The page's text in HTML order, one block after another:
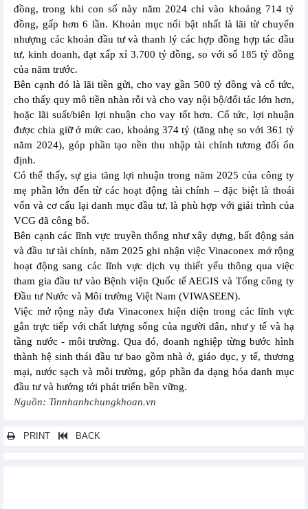
đồng, trong khi con số này năm 2024 chỉ vào khoảng 714 tỷ
đồng, gấp hơn 6 lần. Khoản mục nổi bật nhất là lãi từ chuyển
nhượng các khoản đầu tư và thanh lý các hợp đồng hợp tác đầu
tư, kinh doanh, đạt xấp xỉ 3.700 tỷ đồng, so với số 185 tỷ đồng
của năm trước.
Bên cạnh đó là lãi tiền gửi, cho vay gần 500 tỷ đồng và cổ tức,
cho thấy quy mô tiền nhàn rỗi và cho vay nội bộ/đối tác lớn hơn,
hoặc lãi suất/biên lợi nhuận cho vay tốt hơn. Cổ tức, lợi nhuận
được chia giữ ở mức cao, khoảng 374 tỷ (tăng nhẹ so với 361 tỷ
năm 2024), góp phần tạo nền thu nhập tài chính tương đối ổn
định.
Có thể thấy, sự gia tăng lợi nhuận trong năm 2025 của công ty
mẹ phần lớn đến từ các hoạt động tài chính – đặc biệt là thoái
vốn và cơ cấu lại danh mục đầu tư, là phù hợp với giải trình của
VCG đã công bố.
Bên cạnh các lĩnh vực truyền thống như xây dựng, bất động sản
và đầu tư tài chính, năm 2025 ghi nhận việc Vinaconex mở rộng
hoạt động sang các lĩnh vực dịch vụ thiết yếu thông qua việc
tham gia đầu tư vào Bệnh viện Quốc tế AEGIS và Tổng công ty
Đầu tư Nước và Môi trường Việt Nam (VIWASEEN).
Việc mở rộng này đưa Vinaconex hiện diện trong các lĩnh vực
gắn trực tiếp với chất lượng sống của người dân, như y tế và hạ
tầng nước - môi trường. Qua đó, doanh nghiệp từng bước hình
thành hệ sinh thái đầu tư bao gồm nhà ở, giáo dục, y tế, thương
mại, nước sạch và môi trường, góp phần đa dạng hóa danh mục
đầu tư và hướng tới phát triển bền vững.
Nguồn: Tinnhanhchungkhoan.vn
PRINT BACK